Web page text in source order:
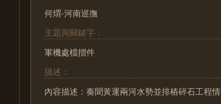
何煟-河南巡撫
主題與關鍵字：
軍機處檔摺件
描述：
內容描述：奏聞黃運兩河水勢並排樁碎石工程